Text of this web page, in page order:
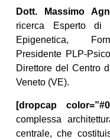
Dott. Massimo
ricerca Esperto di
Epigenetica,
Presidente PLP-
Direttore del Centro
Veneto (VE).
[dropcap
complessa
centrale, che